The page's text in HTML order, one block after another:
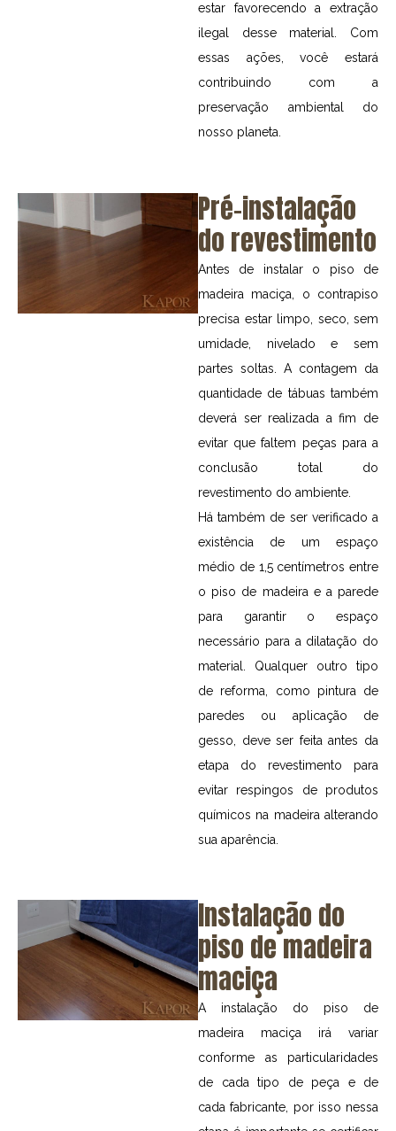
estar favorecendo a extração
ilegal desse material. Com
essas ações, você estará
contribuindo com a
preservação ambiental do
nosso planeta.
Pré-instalação
do revestimento
Antes de instalar o piso de
madeira maciça, o contrapiso
precisa estar limpo, seco, sem
umidade, nivelado e sem
partes soltas. A contagem da
quantidade de tábuas também
deverá ser realizada a fim de
evitar que faltem peças para a
conclusão total do
revestimento do ambiente.
Há também de ser verificado a
existência de um espaço
médio de 1,5 centímetros entre
o piso de madeira e a parede
para garantir o espaço
necessário para a dilatação do
material. Qualquer outro tipo
de reforma, como pintura de
paredes ou aplicação de
gesso, deve ser feita antes da
etapa do revestimento para
evitar respingos de produtos
químicos na madeira alterando
sua aparência.
Instalação do
piso de madeira
maciça
A instalação do piso de
madeira maciça irá variar
conforme as particularidades
de cada tipo de peça e de
cada fabricante, por isso nessa